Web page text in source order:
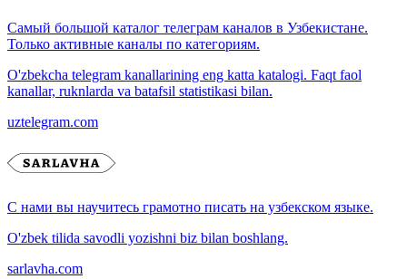
Самый большой каталог телеграм каналов в Узбекистане.
Только активные каналы по категориям.
O'zbekcha telegram kanallarining eng katta katalogi. Faqt faol
kanallar, ruknlarda va batafsil statistikasi bilan.
uztelegram.com
С нами вы научитесь грамотно писать на узбекском языке.
O'zbek tilida savodli yozishni biz bilan boshlang.
sarlavha.com